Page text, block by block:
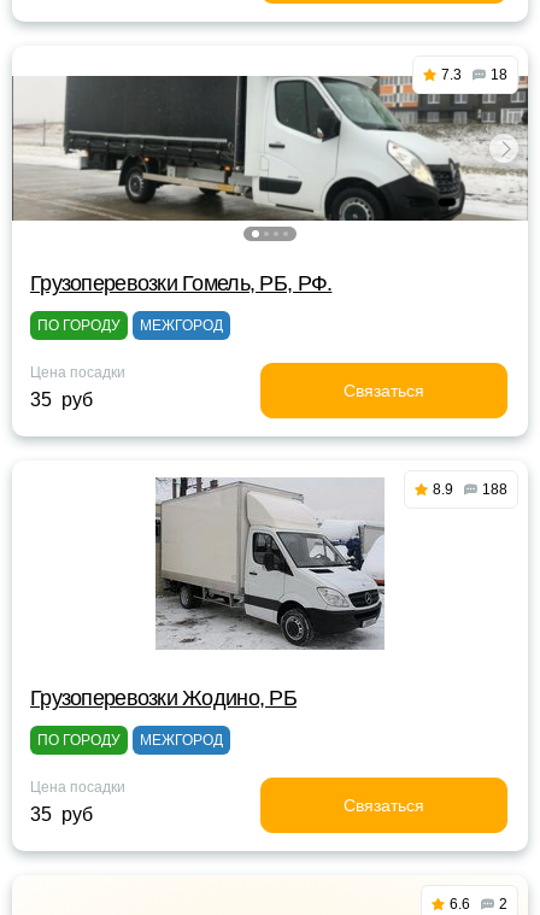
7.3 18
Грузоперевозки Гомель, РБ, РФ.
ПО ГОРОДУ МЕЖГОРОД
Цена посадки
35 руб Связаться
8.9 188
Грузоперевозки Жодино, РБ
ПО ГОРОДУ МЕЖГОРОД
Цена посадки
35 руб Связаться
6.6 2